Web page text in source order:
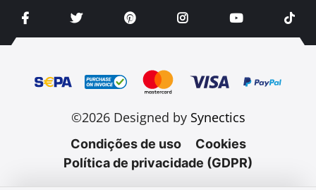
©2026 Designed by Synectics
Condições de uso
Cookies
Política de privacidade (GDPR)